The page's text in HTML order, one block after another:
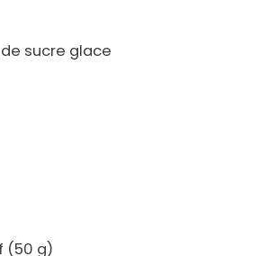
sucre glace
(50 g)